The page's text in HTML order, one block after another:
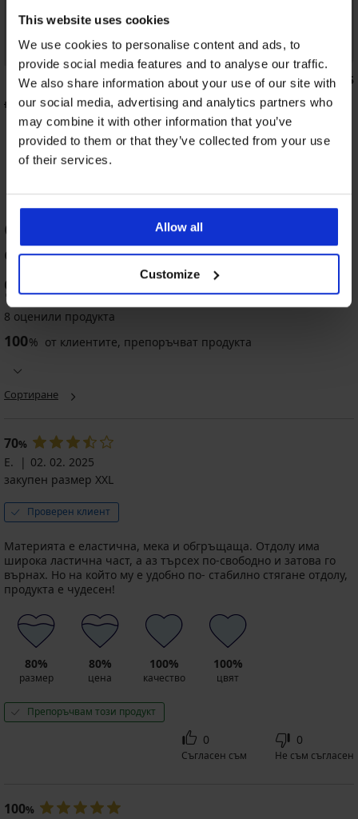
This website uses cookies
We use cookies to personalise content and ads, to
provide social media features and to analyse our traffic.
We also share information about your use of our site with
our social media, advertising and analytics partners who
may combine it with other information that you’ve
provided to them or that they’ve collected from your use
of their services.
Allow all
Customize
3,5
Bamboo Nature
3+1 БЕЗПЛАТНО
5
Бразилски бикини Delicate Flower
20,99 €(41,05 лв.)
ОЦЕНКА НА ПРОДУКТ Спортен
сутиен Bellinda Easy Bra
96%
8 оценили продукта
100% от клиентите, препоръчват продукта
Сортиране
70%
Е.
02. 02. 2025
закупен размер XXL
Проверен клиент
Материята е еластична, мека и обгръщаща. Отдолу има
широка ластична част, а аз търсех по-свободно и затова го
върнах. Но на който му е удобно по- стабилно стягане отдолу,
продукта е чудесен!
80%
размер
80%
цена
100%
качество
100%
цвят
Препоръчвам този продукт
0
Съгласен съм
0
Не съм съгласен
100%